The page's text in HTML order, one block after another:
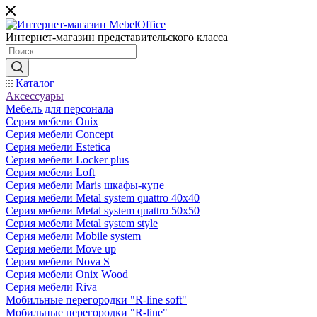
Интернет-магазин представительского класса
Каталог
Аксессуары
Мебель для персонала
Серия мебели Onix
Серия мебели Concept
Серия мебели Estetica
Серия мебели Locker plus
Серия мебели Loft
Серия мебели Maris шкафы-купе
Серия мебели Metal system quattro 40x40
Серия мебели Metal system quattro 50x50
Серия мебели Metal system style
Серия мебели Mobile system
Серия мебели Move up
Серия мебели Nova S
Серия мебели Onix Wood
Серия мебели Riva
Мобильные перегородки "R-line soft"
Мобильные перегородки "R-line"